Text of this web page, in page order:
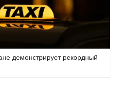
демонстрирует рекордный